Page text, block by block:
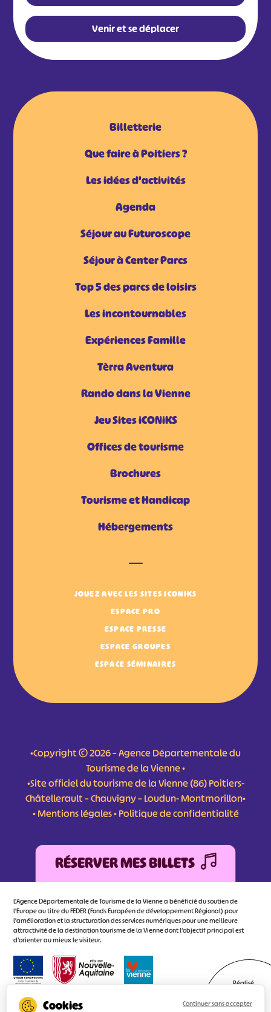
Venir et se déplacer
Billetterie
Que faire à Poitiers ?
Les idées d'activités
Agenda
Séjour au Futuroscope
Séjour à Center Parcs
Top 5 des parcs de loisirs
Les incontournables
Expériences Famille
Tèrra Aventura
Rando dans la Vienne
Jeu Sites iCONiKS
Offices de tourisme
Brochures
Tourisme et Handicap
Hébergements
JOUEZ AVEC LES SITES ICONIKS
ESPACE PRO
ESPACE PRESSE
ESPACE GROUPES
ESPACE SÉMINAIRES
•Copyright © 2026 – Agence Départementale du
Tourisme de la Vienne •
•Site officiel du tourisme de la Vienne (86) Poitiers-
Châtellerault – Chauvigny – Loudun- Montmorillon•
•Mentions légales•Politique de confidentialité
RÉSERVER MES BILLETS
L'Agence Départementale de Tourisme de la Vienne a bénéficié du soutien de
l’Europe au titre du FEDER (Fonds Européen de développement Régional) pour
l’amélioration et la structuration des services numériques pour une meilleure
attractivité de la destination tourisme de la Vienne dont l’objectif principal est
d’orienter au mieux le visiteur.
Réalisé
Continuer sans accepter